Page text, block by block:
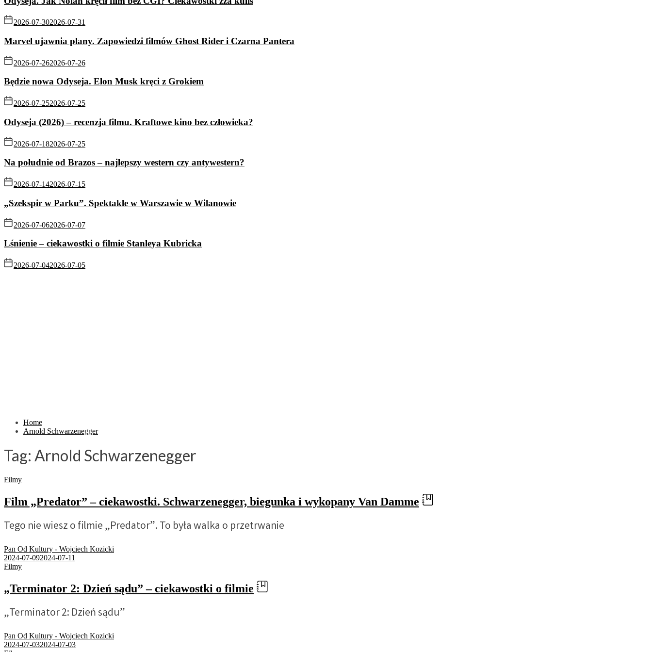
2026-07-302026-07-31
Marvel ujawnia plany. Zapowiedzi filmów Ghost Rider i Czarna Pantera
2026-07-262026-07-26
Będzie nowa Odyseja. Elon Musk kręci z Grokiem
2026-07-252026-07-25
Odyseja (2026) – recenzja filmu. Kraftowe kino bez człowieka?
2026-07-182026-07-25
Na południe od Brazos – najlepszy western czy antywestern?
2026-07-142026-07-15
„Szekspir w Parku”. Spektakle w Warszawie w Wilanowie
2026-07-062026-07-07
Lśnienie – ciekawostki o filmie Stanleya Kubricka
2026-07-042026-07-05
Home
Arnold Schwarzenegger
Tag: Arnold Schwarzenegger
Filmy
Film „Predator” – ciekawostki. Schwarzenegger, biegunka i wykopany Van Damme
Tego nie wiesz o filmie „Predator”. To była walka o przetrwanie
Pan Od Kultury - Wojciech Kozicki
2024-07-092024-07-11
Filmy
„Terminator 2: Dzień sądu” – ciekawostki o filmie
„Terminator 2: Dzień sądu”
Pan Od Kultury - Wojciech Kozicki
2024-07-032024-07-03